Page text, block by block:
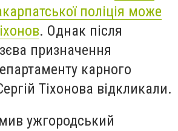
поліція може
. Однак після
призначення
карного
Тіхонова відкликали.
ужгородський